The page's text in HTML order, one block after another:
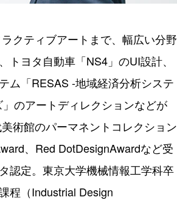
クティブアートまで、幅広い分野
ヨタ自動車「NS4」のUI設計、
ム「RESAS -地域経済分析システ
のアートディレクションなどが
術館のパーマネントコレクション
、Red DotDesignAwardなど受
認定。東京大学機械情報工学科卒
程（Industrial Design